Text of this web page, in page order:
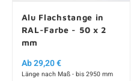
Alu Flachstange in
RAL-Farbe - 50 x 2
mm
Ab 29,20 €
Länge nach Maß - bis 2950 mm